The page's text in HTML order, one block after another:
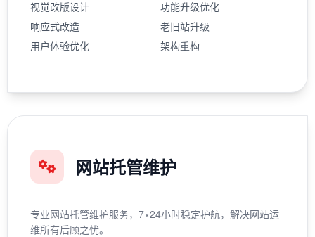
视觉改版设计
功能升级优化
响应式改造
老旧站升级
用户体验优化
架构重构
网站托管维护
专业网站托管维护服务，7×24小时稳定护航，解决网站运
维所有后顾之忧。